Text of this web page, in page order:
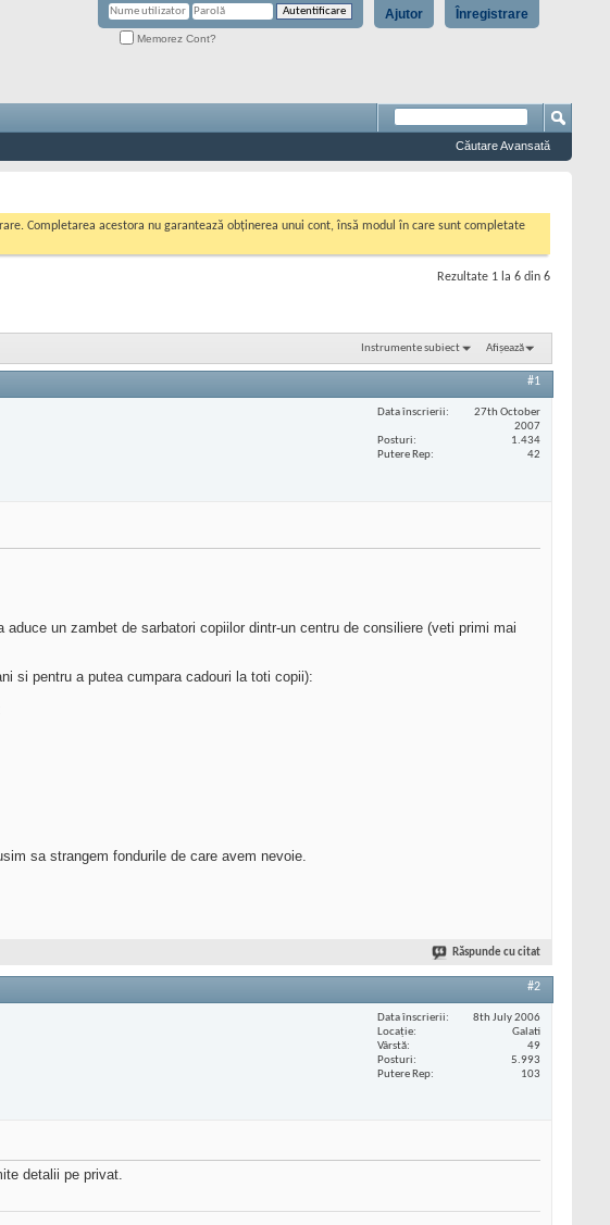
Înregistrare
Ajutor
Memorez Cont?
Căutare Avansată
Completarea acestora nu garantează obținerea unui cont, însă modul în care sunt completate
Rezultate 1 la 6 din 6
Instrumente subiect Afișează
#1
Data înscrierii
27th October
2007
Posturi
1.434
Putere Rep
42
un zambet de sarbatori copiilor dintr-un centru de consiliere (veti primi mai
si pentru a putea cumpara cadouri la toti copii):
sa strangem fondurile de care avem nevoie.
Răspunde cu citat
#2
Data înscrierii
8th July 2006
Locaţie
Galati
Vârstă
49
Posturi
5.993
Putere Rep
103
detalii pe privat.